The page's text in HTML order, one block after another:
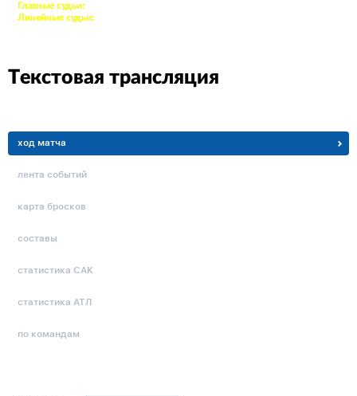
Главные судьи:
Линейные судьи:
Текстовая трансляция
ход матча
лента событий
карта бросков
составы
статистика САК
статистика АТЛ
по командам